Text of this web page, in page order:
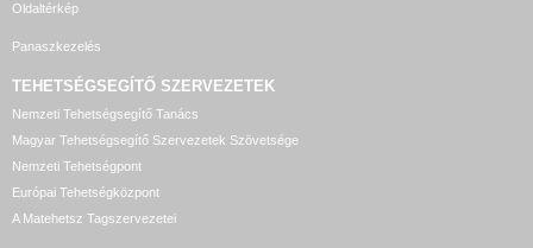
Oldaltérkép
Panaszkezelés
TEHETSÉGSEGÍTŐ SZERVEZETEK
Nemzeti Tehetségsegítő Tanács
Magyar Tehetségsegítő Szervezetek Szövetsége
Nemzeti Tehetségpont
Európai Tehetségközpont
A Matehetsz Tagszervezetei